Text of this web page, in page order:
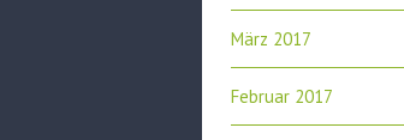
März 2017
Februar 2017